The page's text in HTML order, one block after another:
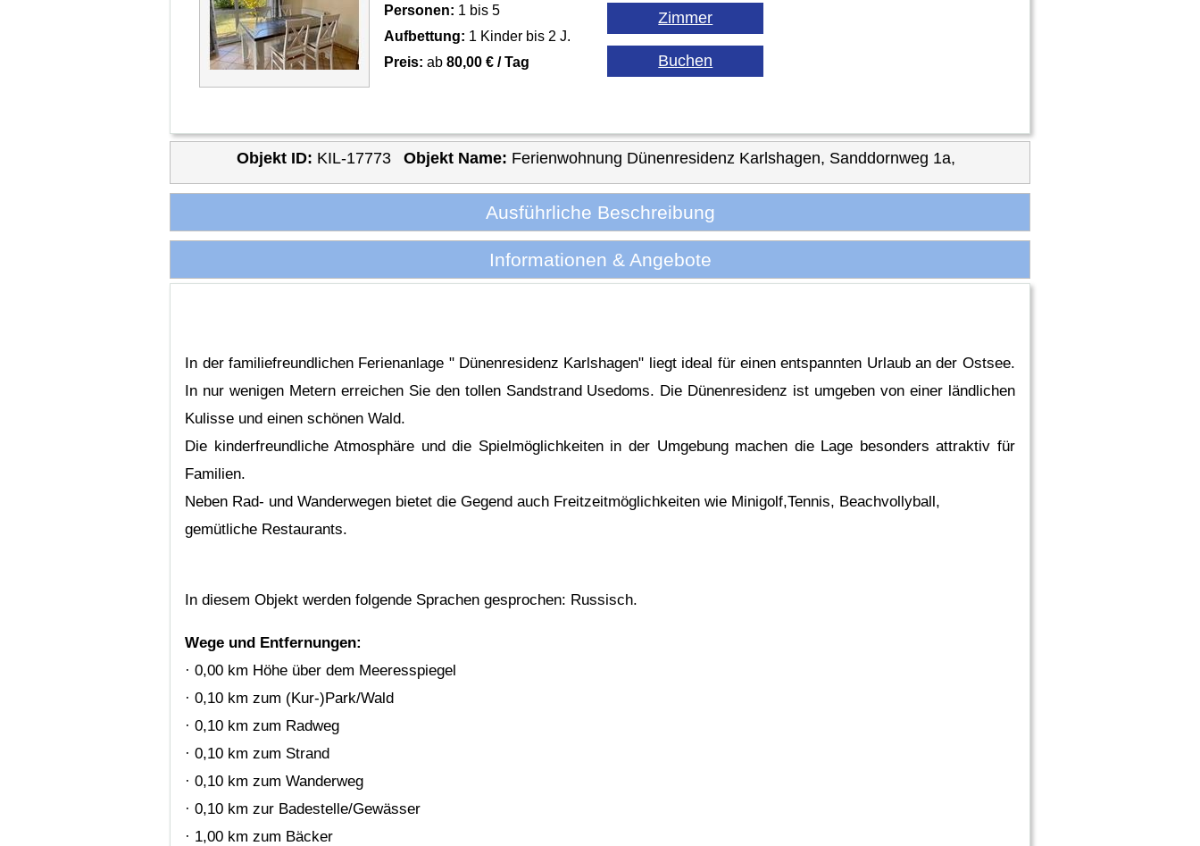
Personen: 1 bis 5
Aufbettung: 1 Kinder bis 2 J.
Preis: ab80,00 € / Tag
Objekt ID: KIL-17773 Objekt Name: Ferienwohnung Dünenresidenz Karlshagen, Sanddornweg 1a,
Ausführliche Beschreibung
Informationen & Angebote
In der familiefreundlichen Ferienanlage " Dünenresidenz Karlshagen" liegt ideal für einen entspannten Urlaub an der Ostsee.
In nur wenigen Metern erreichen Sie den tollen Sandstrand Usedoms. Die Dünenresidenz ist umgeben von einer ländlichen
Kulisse und einen schönen Wald.
Die kinderfreundliche Atmosphäre und die Spielmöglichkeiten in der Umgebung machen die Lage besonders attraktiv für
Familien.
Neben Rad- und Wanderwegen bietet die Gegend auch Freitzeitmöglichkeiten wie Minigolf,Tennis, Beachvollyball,
gemütliche Restaurants.
In diesem Objekt werden folgende Sprachen gesprochen: Russisch.
Wege und Entfernungen:
· 0,00 km Höhe über dem Meeresspiegel
· 0,10 km zum (Kur-)Park/Wald
· 0,10 km zum Radweg
· 0,10 km zum Strand
· 0,10 km zum Wanderweg
· 0,10 km zur Badestelle/Gewässer
· 1,00 km zum Bäcker